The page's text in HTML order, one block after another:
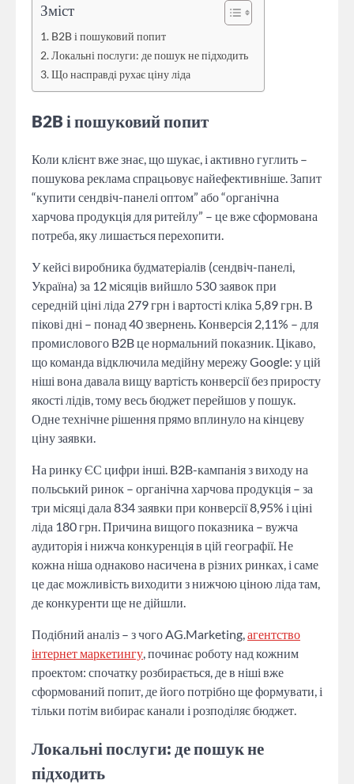
Зміст
B2B і пошуковий попит
Локальні послуги: де пошук не підходить
Що насправді рухає ціну ліда
B2B і пошуковий попит
Коли клієнт вже знає, що шукає, і активно гуглить –
пошукова реклама спрацьовує найефективніше. Запит
“купити сендвіч-панелі оптом” або “органічна
харчова продукція для ритейлу” – це вже сформована
потреба, яку лишається перехопити.
У кейсі виробника будматеріалів (сендвіч-панелі,
Україна) за 12 місяців вийшло 530 заявок при
середній ціні ліда 279 грн і вартості кліка 5,89 грн. В
пікові дні – понад 40 звернень. Конверсія 2,11% – для
промислового B2B це нормальний показник. Цікаво,
що команда відключила медійну мережу Google: у цій
ніші вона давала вищу вартість конверсії без приросту
якості лідів, тому весь бюджет перейшов у пошук.
Одне технічне рішення прямо вплинуло на кінцеву
ціну заявки.
На ринку ЄС цифри інші. B2B-кампанія з виходу на
польський ринок – органічна харчова продукція – за
три місяці дала 834 заявки при конверсії 8,95% і ціні
ліда 180 грн. Причина вищого показника – вужча
аудиторія і нижча конкуренція в цій географії. Не
кожна ніша однаково насичена в різних ринках, і саме
це дає можливість виходити з нижчою ціною ліда там,
де конкуренти ще не дійшли.
Подібний аналіз – з чого AG.Marketing, агентство
інтернет маркетингу , починає роботу над кожним
проектом: спочатку розбирається, де в ніші вже
сформований попит, де його потрібно ще формувати, і
тільки потім вибирає канали і розподіляє бюджет.
Локальні послуги: де пошук не
підходить